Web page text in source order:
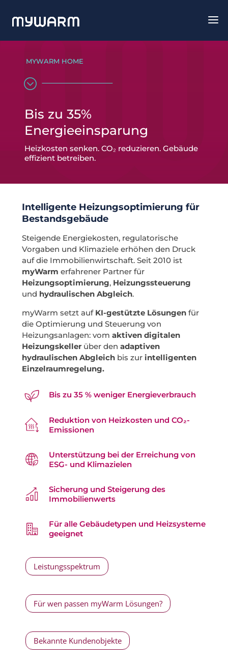
MYWARM HOME
;
Bis zu 35%
Energieeinsparung
Heizkosten senken. CO₂ reduzieren. Gebäude
effizient betreiben.
Intelligente Heizungsoptimierung für
Bestandsgebäude
Steigende Energiekosten, regulatorische
Vorgaben und Klimaziele erhöhen den Druck
auf die Immobilienwirtschaft. Seit 2010 ist
myWarm erfahrener Partner für
Heizungsoptimierung, Heizungssteuerung
und hydraulischen Abgleich.
myWarm setzt auf KI-gestützte Lösungen für
die Optimierung und Steuerung von
Heizungsanlagen: vomaktiven digitalen
Heizungskeller über denadaptiven
hydraulischen Abgleich bis zurintelligenten
Einzelraumregelung.
Bis zu 35 % weniger Energieverbrauch
Reduktion von Heizkosten und CO₂-
Emissionen
Unterstützung bei der Erreichung von
ESG- und Klimazielen
Sicherung und Steigerung des
Immobilienwerts
Für alle Gebäudetypen und Heizsysteme
geeignet
Leistungsspektrum
Für wen passen myWarm Lösungen?
Bekannte Kundenobjekte